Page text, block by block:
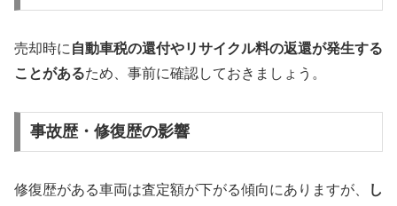
売却時に 自動車税の還付やリサイクル料の返還が発生する
ことがあるため、事前に確認しておきましょう。
事故歴・修復歴の影響
修復歴がある車両は査定額が下がる傾向にありますが、
し